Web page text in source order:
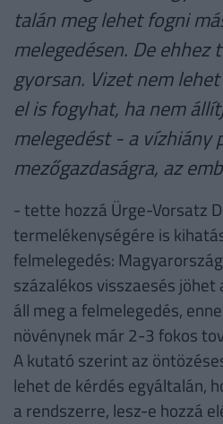
talán meg lehet fogni
melegedésen. De ehhez
gyorsan. Vizet nem
el is fogyhat, ha nem
melegedést - a vízhiány
mezőgazdaságra, az
- tette hozzá Ürge-Vorsatz
termelékenységére is
felmelegedés:
százalékos visszaesés
áll meg a felmelegedés,
növénynek már 2-3 fokos
A kutató szerint az
lehet de kérdés egyáltalán,
a rendszerre, lesz-e hozzá